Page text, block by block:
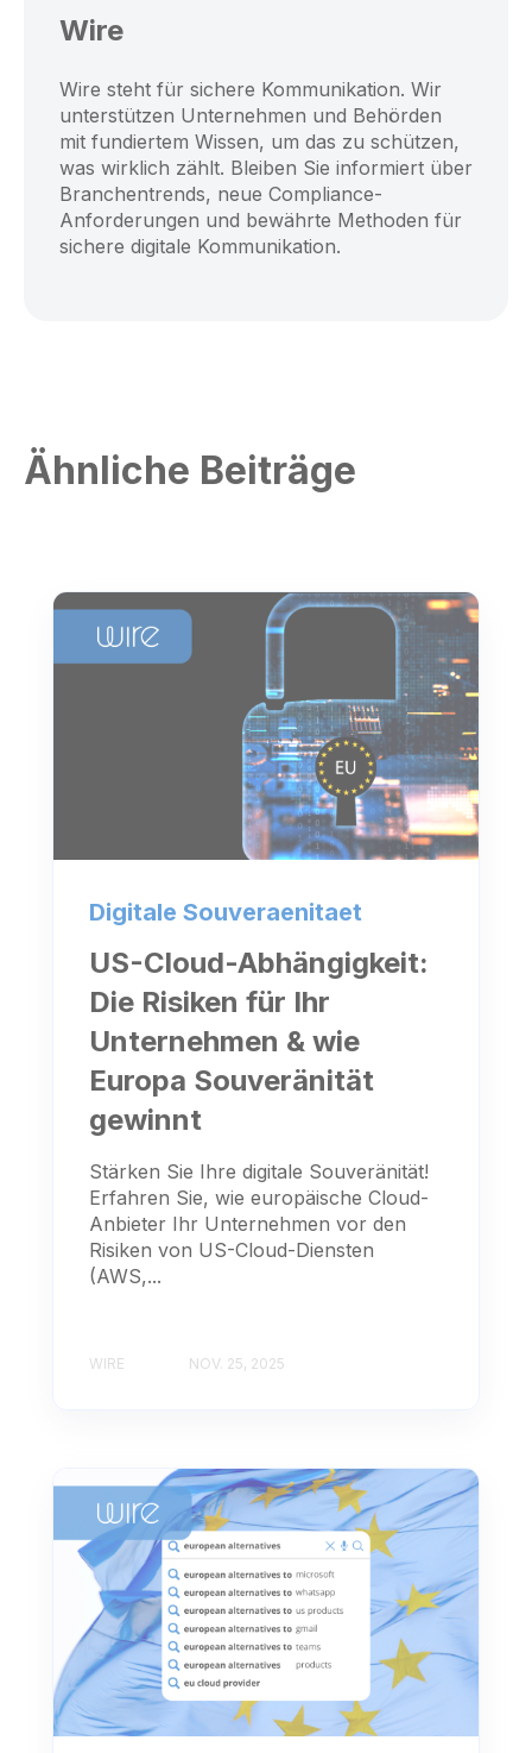
Wire
Wire steht für sichere Kommunikation. Wir
unterstützen Unternehmen und Behörden
mit fundiertem Wissen, um das zu schützen,
was wirklich zählt. Bleiben Sie informiert über
Branchentrends, neue Compliance-
Anforderungen und bewährte Methoden für
sichere digitale Kommunikation.
Ähnliche Beiträge
Digitale Souveraenitaet
US-Cloud-Abhängigkeit:
Die Risiken für Ihr
Unternehmen & wie
Europa Souveränität
gewinnt
Stärken Sie Ihre digitale Souveränität!
Erfahren Sie, wie europäische Cloud-
Anbieter Ihr Unternehmen vor den
Risiken von US-Cloud-Diensten
(AWS,...
WIRE NOV. 25, 2025